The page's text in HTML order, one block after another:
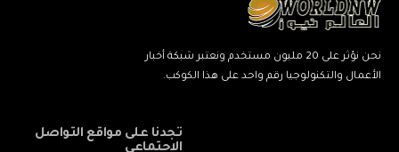
نحن نؤثر على 20 مليون مستخدم ونعتبر شبكة أخبار
الأعمال والتكنولوجيا رقم واحد على هذا الكوكب.
تجدنا على مواقع التواصل
الاجتماعي